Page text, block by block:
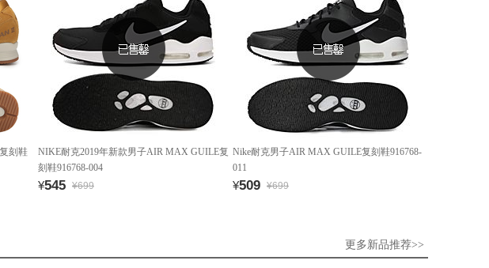
刻鞋
NIKE耐克2019年新款男子AIR MAX GUILE复
刻鞋916768-004
¥545 ¥699
Nike耐克男子AIR MAX GUILE复刻鞋916768-
011
¥509 ¥699
更多新品推荐>>